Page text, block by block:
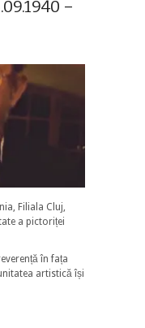
–
Filiala Cluj,
a pictoriței
în fața
artistică își